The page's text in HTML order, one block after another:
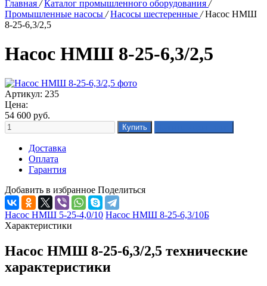
Главная / Каталог промышленного оборудования /
Промышленные насосы / Насосы шестеренные / Насос НМШ
8-25-6,3/2,5
Насос НМШ 8-25-6,3/2,5
Артикул: 235
Цена:
54 600 руб.
Доставка
Оплата
Гарантия
Добавить в избранное Поделиться
Насос НМШ 5-25-4,0/10 Насос НМШ 8-25-6,3/10Б
Характеристики
Насос НМШ 8-25-6,3/2,5 технические
характеристики